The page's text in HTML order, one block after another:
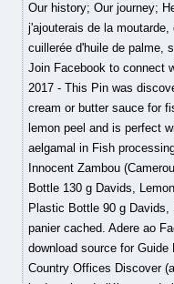
Our history; Our journey;
j'ajouterais de la
cuillerée d'huile de palme,
Join Facebook to connect
2017 - This Pin was
cream or butter sauce for
lemon peel and is perfect
aelgamal in Fish
Innocent Zambou
Bottle 130 g Davids,
Plastic Bottle 90 g
panier cached. Adere ao
download source for
Country Offices Discover